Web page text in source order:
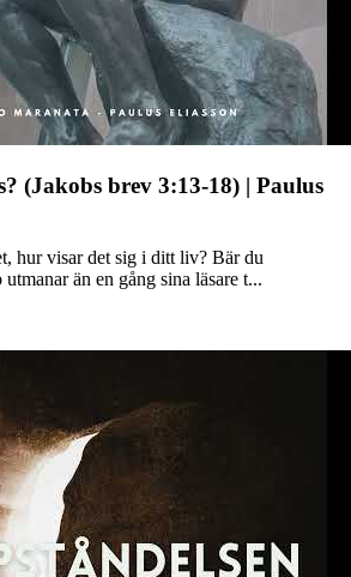
(Jakobs brev 3:13-18) | Paulus
hur visar det sig i ditt liv? Bär du
än en gång sina läsare t...